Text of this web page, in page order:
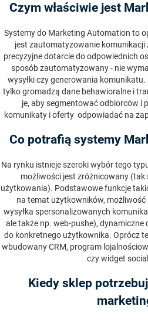
Czym właściwie jest
Systemy do Marketing Automation to
jest zautomatyzowanie komunikacji
precyzyjne dotarcie do odpowiednich
sposób zautomatyzowany - nie
wysyłki czy generowania
tylko gromadzą dane behawioralne i
je, aby segmentować odbiorców i
komunikaty i oferty odpowiadać na
Co potrafią systemy
Na rynku istnieje szeroki wybór tego
możliwości jest zróżnicowany (tak
użytkowania). Podstawowe funkcje
na temat użytkowników,
wysyłka spersonalizowanych
ale także np. web-pushe),
do konkretnego użytkownika. Oprócz
wbudowany CRM, program
czy widget
Kiedy sklep